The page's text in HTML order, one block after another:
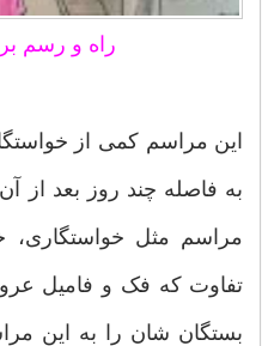
راه و رسم
این مراسم کمی از
به فاصله چند روز بعد از
مراسم مثل خواستگاری،
تفاوت که فک و فامیل
بستگان شان را به این